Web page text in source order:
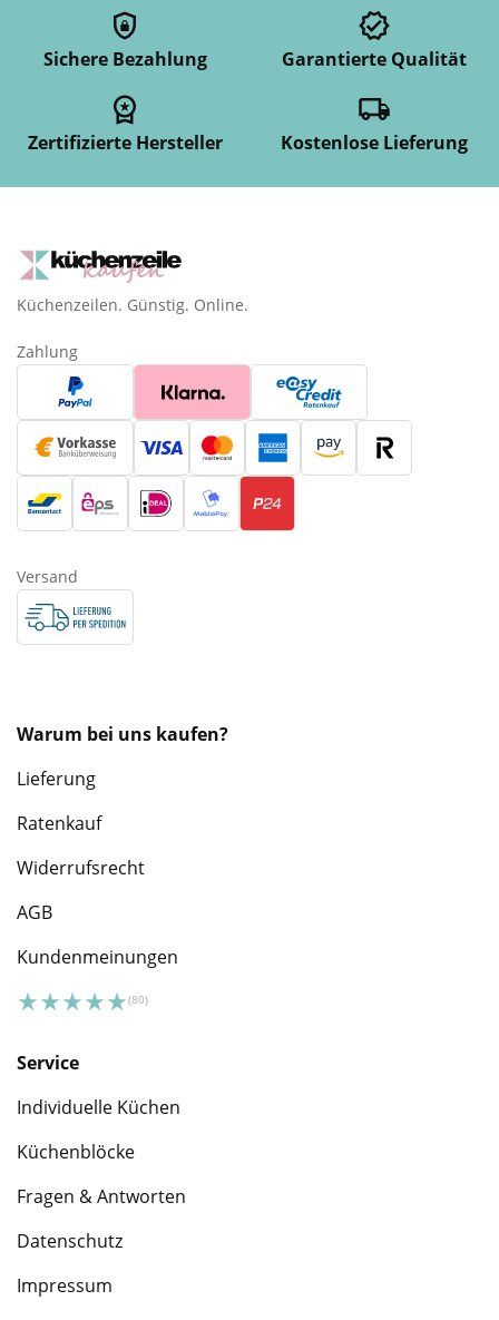
Sichere Bezahlung Garantierte Qualität
Zertifizierte Hersteller Kostenlose Lieferung
Küchenzeilen. Günstig. Online.
Zahlung
Versand
Warum bei uns kaufen?
Lieferung
Ratenkauf
Widerrufsrecht
AGB
Kundenmeinungen
Service
Individuelle Küchen
Küchenblöcke
Fragen & Antworten
Datenschutz
Impressum